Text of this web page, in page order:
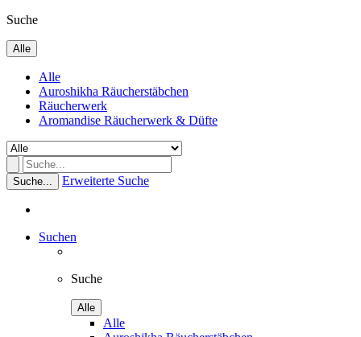
Suche
Alle
Alle
Auroshikha Räucherstäbchen
Räucherwerk
Aromandise Räucherwerk & Düfte
Suche... Erweiterte Suche
Suchen
Suche
Alle
Alle